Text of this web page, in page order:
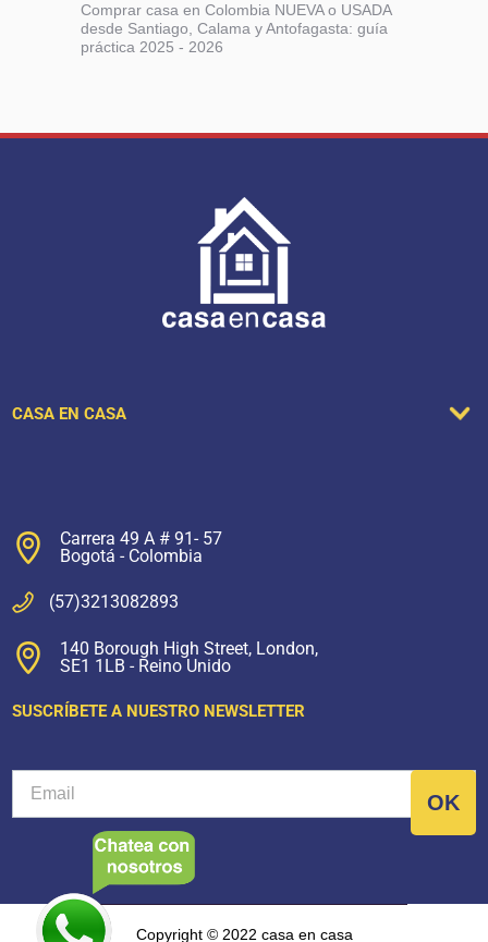
Comprar casa en Colombia NUEVA o USADA
desde Santiago, Calama y Antofagasta: guía
práctica 2025 - 2026
CASA EN CASA
Carrera 49 A # 91- 57
Bogotá - Colombia
(57)3213082893
140 Borough High Street, London,
SE1 1LB - Reino Unido
SUSCRÍBETE A NUESTRO NEWSLETTER
Copyright © 2022 casa en casa